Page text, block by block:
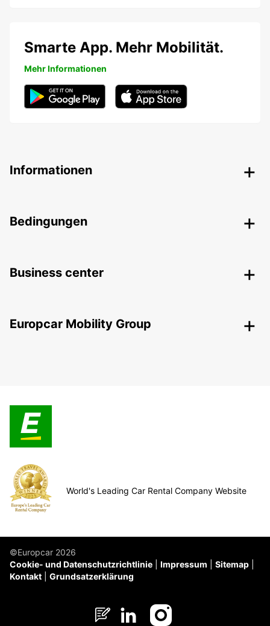
Smarte App. Mehr Mobilität.
Mehr Informationen
Informationen
Bedingungen
Business center
Europcar Mobility Group
World's Leading Car Rental Company Website
©Europcar 2026
Cookie- und Datenschutzrichtlinie
Impressum
Sitemap
Kontakt
Grundsatzerklärung